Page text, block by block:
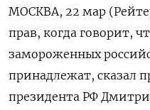
МОСКВА, 22 мар
прав, когда говорит,
замороженных
принадлежат, сказал
президента РФ